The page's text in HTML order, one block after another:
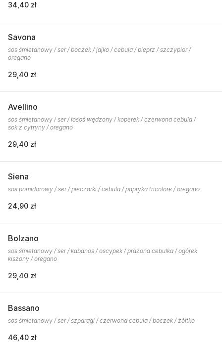
34,40 zł
Savona
sos śmietanowy / ser / boczek / jajko / cebula / pieprz / szczypior /
oregano
29,40 zł
Avellino
sos śmietanowy / ser / łosoś wędzony / koperek / czerwona cebula /
sok z cytryny / oregano
29,40 zł
Siena
sos pomidorowy / ser / pieczarki / cebula / papryka tricolore / oregano
24,90 zł
Bolzano
sos śmietanowy / ser / kabanos / oscypek / prażona cebulka / ogórek
kiszony / oregano
29,40 zł
Bassano
sos śmietanowy / ser / szparagi / czerwona cebula / boczek / żółtko
46,40 zł